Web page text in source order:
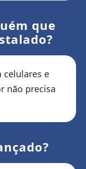
que
celulares e
não precisa